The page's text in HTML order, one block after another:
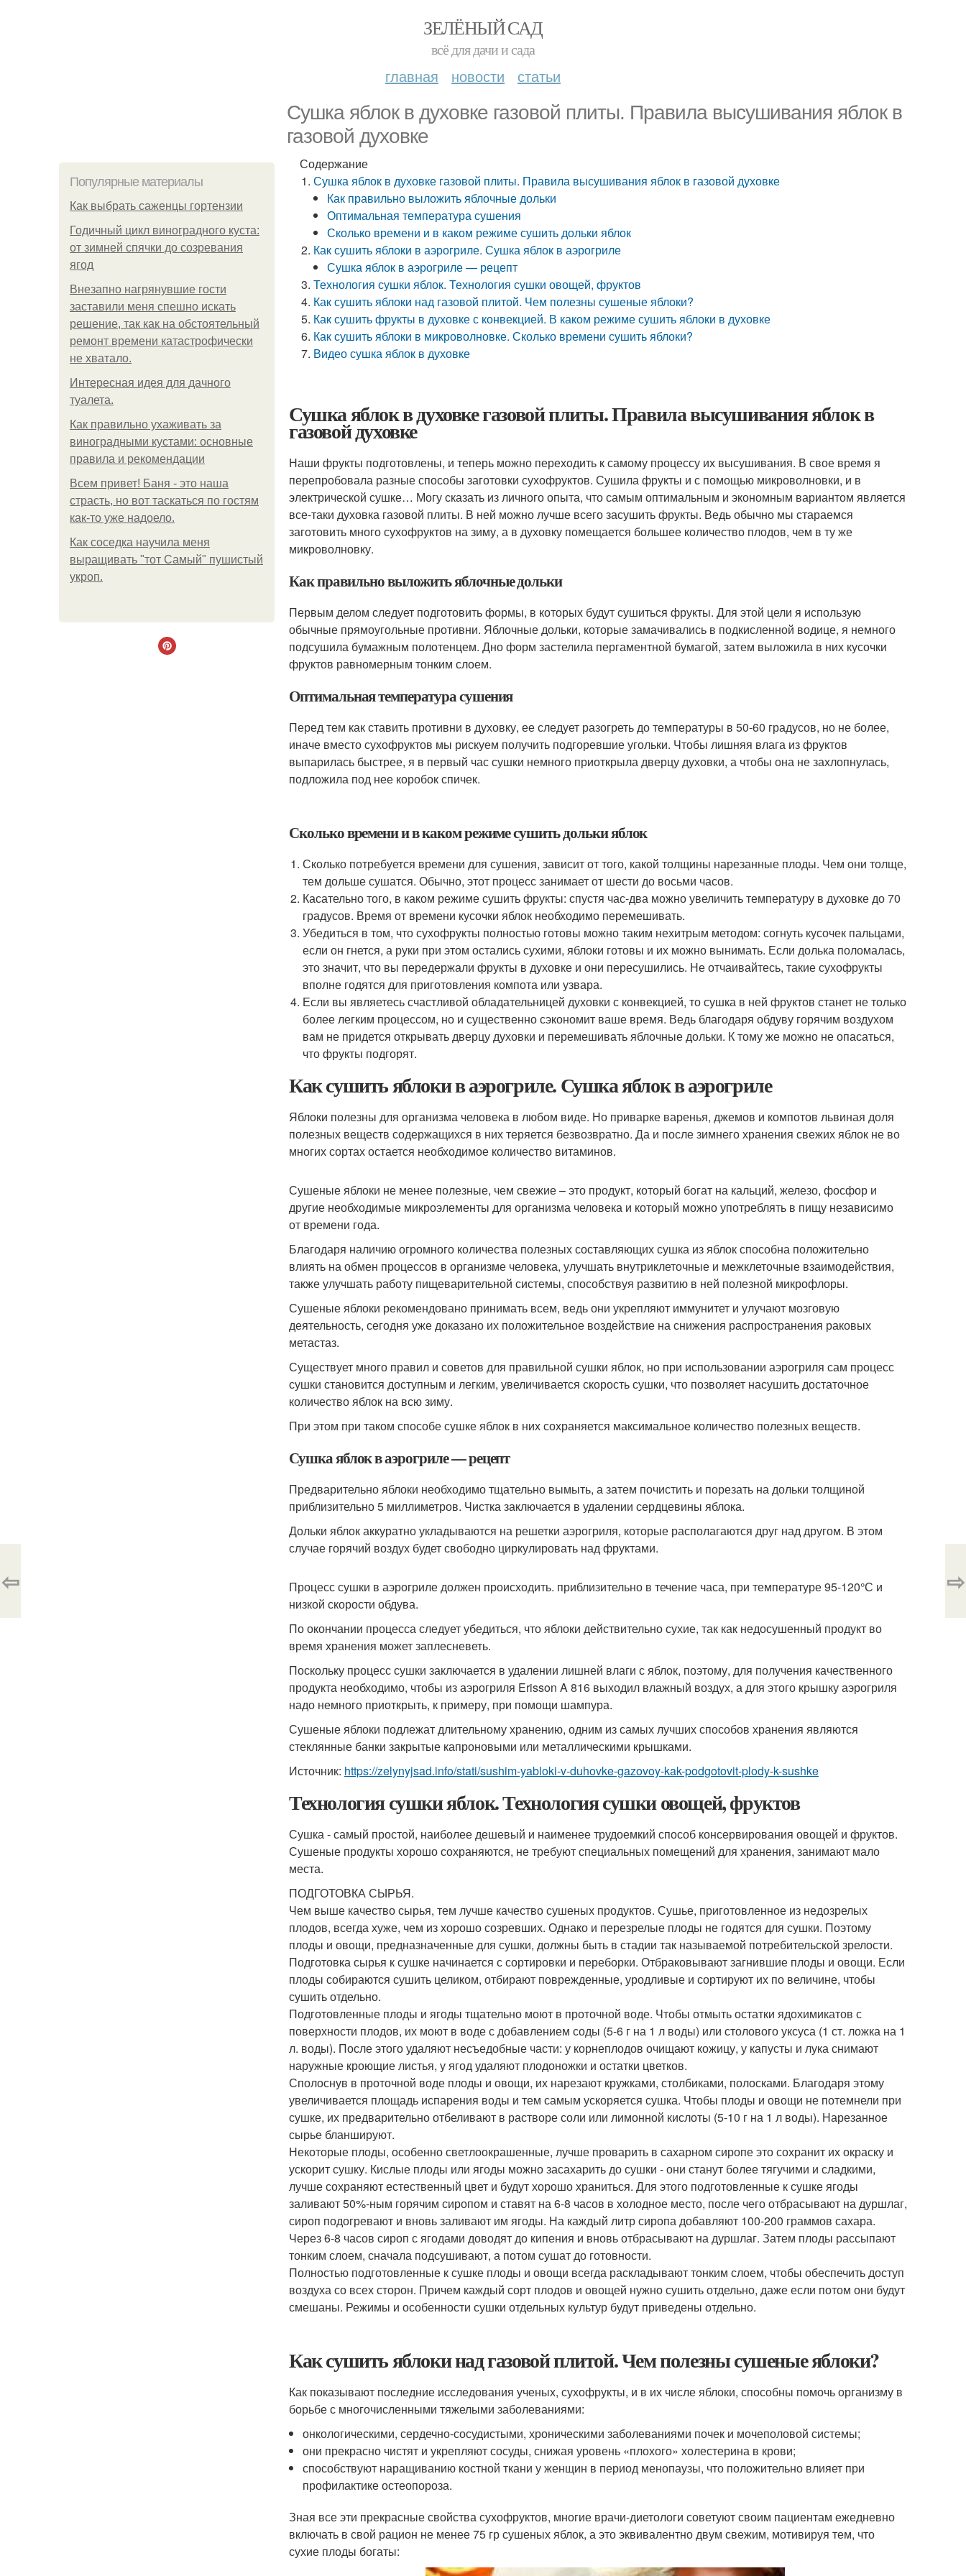
ЗЕЛЁНЫЙ САД
всё для дачи и сада
главная новости статьи
Сушка яблок в духовке газовой плиты. Правила высушивания яблок в
газовой духовке
Популярные материалы
Как выбрать саженцы гортензии
Годичный цикл виноградного куста:
от зимней спячки до созревания
ягод
Внезапно нагрянувшие гости
заставили меня спешно искать
решение, так как на обстоятельный
ремонт времени катастрофически
не хватало.
Интересная идея для дачного
туалета.
Как правильно ухаживать за
виноградными кустами: основные
правила и рекомендации
Всем привет! Баня - это наша
страсть, но вот таскаться по гостям
как-то уже надоело.
Как соседка научила меня
выращивать "тот Самый" пушистый
укроп.
Содержание
Сушка яблок в духовке газовой плиты. Правила высушивания яблок в газовой духовке
Как правильно выложить яблочные дольки
Оптимальная температура сушения
Сколько времени и в каком режиме сушить дольки яблок
Как сушить яблоки в аэрогриле. Сушка яблок в аэрогриле
Сушка яблок в аэрогриле — рецепт
Технология сушки яблок. Технология сушки овощей, фруктов
Как сушить яблоки над газовой плитой. Чем полезны сушеные яблоки?
Как сушить фрукты в духовке с конвекцией. В каком режиме сушить яблоки в духовке
Как сушить яблоки в микроволновке. Сколько времени сушить яблоки?
Видео сушка яблок в духовке
Сушка яблок в духовке газовой плиты. Правила высушивания яблок в
газовой духовке
Наши фрукты подготовлены, и теперь можно переходить к самому процессу их высушивания. В свое время я
перепробовала разные способы заготовки сухофруктов. Сушила фрукты и с помощью микроволновки, и в
электрической сушке… Могу сказать из личного опыта, что самым оптимальным и экономным вариантом является
все-таки духовка газовой плиты. В ней можно лучше всего засушить фрукты. Ведь обычно мы стараемся
заготовить много сухофруктов на зиму, а в духовку помещается большее количество плодов, чем в ту же
микроволновку.
Как правильно выложить яблочные дольки
Первым делом следует подготовить формы, в которых будут сушиться фрукты. Для этой цели я использую
обычные прямоугольные противни. Яблочные дольки, которые замачивались в подкисленной водице, я немного
подсушила бумажным полотенцем. Дно форм застелила пергаментной бумагой, затем выложила в них кусочки
фруктов равномерным тонким слоем.
Оптимальная температура сушения
Перед тем как ставить противни в духовку, ее следует разогреть до температуры в 50-60 градусов, но не более,
иначе вместо сухофруктов мы рискуем получить подгоревшие угольки. Чтобы лишняя влага из фруктов
выпарилась быстрее, я в первый час сушки немного приоткрыла дверцу духовки, а чтобы она не захлопнулась,
подложила под нее коробок спичек.
Сколько времени и в каком режиме сушить дольки яблок
Сколько потребуется времени для сушения, зависит от того, какой толщины нарезанные плоды. Чем они толще,
тем дольше сушатся. Обычно, этот процесс занимает от шести до восьми часов.
Касательно того, в каком режиме сушить фрукты: спустя час-два можно увеличить температуру в духовке до 70
градусов. Время от времени кусочки яблок необходимо перемешивать.
Убедиться в том, что сухофрукты полностью готовы можно таким нехитрым методом: согнуть кусочек пальцами,
если он гнется, а руки при этом остались сухими, яблоки готовы и их можно вынимать. Если долька поломалась,
это значит, что вы передержали фрукты в духовке и они пересушились. Не отчаивайтесь, такие сухофрукты
вполне годятся для приготовления компота или узвара.
Если вы являетесь счастливой обладательницей духовки с конвекцией, то сушка в ней фруктов станет не только
более легким процессом, но и существенно сэкономит ваше время. Ведь благодаря обдуву горячим воздухом
вам не придется открывать дверцу духовки и перемешивать яблочные дольки. К тому же можно не опасаться,
что фрукты подгорят.
Как сушить яблоки в аэрогриле. Сушка яблок в аэрогриле
Яблоки полезны для организма человека в любом виде. Но приварке варенья, джемов и компотов львиная доля
полезных веществ содержащихся в них теряется безвозвратно. Да и после зимнего хранения свежих яблок не во
многих сортах остается необходимое количество витаминов.
Сушеные яблоки не менее полезные, чем свежие – это продукт, который богат на кальций, железо, фосфор и
другие необходимые микроэлементы для организма человека и который можно употреблять в пищу независимо
от времени года.
Благодаря наличию огромного количества полезных составляющих сушка из яблок способна положительно
влиять на обмен процессов в организме человека, улучшать внутриклеточные и межклеточные взаимодействия,
также улучшать работу пищеварительной системы, способствуя развитию в ней полезной микрофлоры.
Сушеные яблоки рекомендовано принимать всем, ведь они укрепляют иммунитет и улучают мозговую
деятельность, сегодня уже доказано их положительное воздействие на снижения распространения раковых
метастаз.
Существует много правил и советов для правильной сушки яблок, но при использовании аэрогриля сам процесс
сушки становится доступным и легким, увеличивается скорость сушки, что позволяет насушить достаточное
количество яблок на всю зиму.
При этом при таком способе сушке яблок в них сохраняется максимальное количество полезных веществ.
Сушка яблок в аэрогриле — рецепт
Предварительно яблоки необходимо тщательно вымыть, а затем почистить и порезать на дольки толщиной
приблизительно 5 миллиметров. Чистка заключается в удалении сердцевины яблока.
Дольки яблок аккуратно укладываются на решетки аэрогриля, которые располагаются друг над другом. В этом
случае горячий воздух будет свободно циркулировать над фруктами.
Процесс сушки в аэрогриле должен происходить. приблизительно в течение часа, при температуре 95-120°С и
низкой скорости обдува.
По окончании процесса следует убедиться, что яблоки действительно сухие, так как недосушенный продукт во
время хранения может заплесневеть.
Поскольку процесс сушки заключается в удалении лишней влаги с яблок, поэтому, для получения качественного
продукта необходимо, чтобы из аэрогриля Erisson A 816 выходил влажный воздух, а для этого крышку аэрогриля
надо немного приоткрыть, к примеру, при помощи шампура.
Сушеные яблоки подлежат длительному хранению, одним из самых лучших способов хранения являются
стеклянные банки закрытые капроновыми или металлическими крышками.
Источник: https://zelynyjsad.info/stati/sushim-yabloki-v-duhovke-gazovoy-kak-podgotovit-plody-k-sushke
Технология сушки яблок. Технология сушки овощей, фруктов
Сушка - самый простой, наиболее дешевый и наименее трудоемкий способ консервирования овощей и фруктов.
Сушеные продукты хорошо сохраняются, не требуют специальных помещений для хранения, занимают мало
места.
ПОДГОТОВКА СЫРЬЯ.
Чем выше качество сырья, тем лучше качество сушеных продуктов. Сушье, приготовленное из недозрелых
плодов, всегда хуже, чем из хорошо созревших. Однако и перезрелые плоды не годятся для сушки. Поэтому
плоды и овощи, предназначенные для сушки, должны быть в стадии так называемой потребительской зрелости.
Подготовка сырья к сушке начинается с сортировки и переборки. Отбраковывают загнившие плоды и овощи. Если
плоды собираются сушить целиком, отбирают поврежденные, уродливые и сортируют их по величине, чтобы
сушить отдельно.
Подготовленные плоды и ягоды тщательно моют в проточной воде. Чтобы отмыть остатки ядохимикатов с
поверхности плодов, их моют в воде с добавлением соды (5-6 г на 1 л воды) или столового уксуса (1 ст. ложка на 1
л. воды). После этого удаляют несъедобные части: у корнеплодов очищают кожицу, у капусты и лука снимают
наружные кроющие листья, у ягод удаляют плодоножки и остатки цветков.
Сполоснув в проточной воде плоды и овощи, их нарезают кружками, столбиками, полосками. Благодаря этому
увеличивается площадь испарения воды и тем самым ускоряется сушка. Чтобы плоды и овощи не потемнели при
сушке, их предварительно отбеливают в растворе соли или лимонной кислоты (5-10 г на 1 л воды). Нарезанное
сырье бланшируют.
Некоторые плоды, особенно светлоокрашенные, лучше проварить в сахарном сиропе это сохранит их окраску и
ускорит сушку. Кислые плоды или ягоды можно засахарить до сушки - они станут более тягучими и сладкими,
лучше сохраняют естественный цвет и будут хорошо храниться. Для этого подготовленные к сушке ягоды
заливают 50%-ным горячим сиропом и ставят на 6-8 часов в холодное место, после чего отбрасывают на дуршлаг,
сироп подогревают и вновь заливают им ягоды. На каждый литр сиропа добавляют 100-200 граммов сахара.
Через 6-8 часов сироп с ягодами доводят до кипения и вновь отбрасывают на дуршлаг. Затем плоды рассыпают
тонким слоем, сначала подсушивают, а потом сушат до готовности.
Полностью подготовленные к сушке плоды и овощи всегда раскладывают тонким слоем, чтобы обеспечить доступ
воздуха со всех сторон. Причем каждый сорт плодов и овощей нужно сушить отдельно, даже если потом они будут
смешаны. Режимы и особенности сушки отдельных культур будут приведены отдельно.
Как сушить яблоки над газовой плитой. Чем полезны сушеные яблоки?
Как показывают последние исследования ученых, сухофрукты, и в их числе яблоки, способны помочь организму в
борьбе с многочисленными тяжелыми заболеваниями:
онкологическими, сердечно-сосудистыми, хроническими заболеваниями почек и мочеполовой системы;
они прекрасно чистят и укрепляют сосуды, снижая уровень «плохого» холестерина в крови;
способствуют наращиванию костной ткани у женщин в период менопаузы, что положительно влияет при
профилактике остеопороза.
Зная все эти прекрасные свойства сухофруктов, многие врачи‑диетологи советуют своим пациентам ежедневно
включать в свой рацион не менее 75 гр сушеных яблок, а это эквивалентно двум свежим, мотивируя тем, что
сухие плоды богаты:
⇦ ⇨